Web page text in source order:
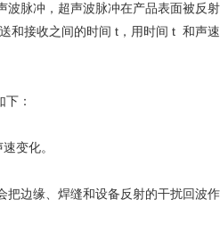
波脉冲，超声波脉冲在产品表面被反
和接收之间的时间 t，用时间 t 和声
：
变化。
边缘、焊缝和设备反射的干扰回波